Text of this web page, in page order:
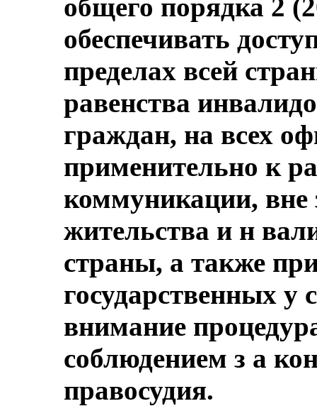
общего порядка 2
обеспечивать
пределах всей
равенства
граждан, на всех
применительно к
коммуникации, вне
жительства и н
страны, а также
государственных у
внимание
соблюдением з а
правосудия.